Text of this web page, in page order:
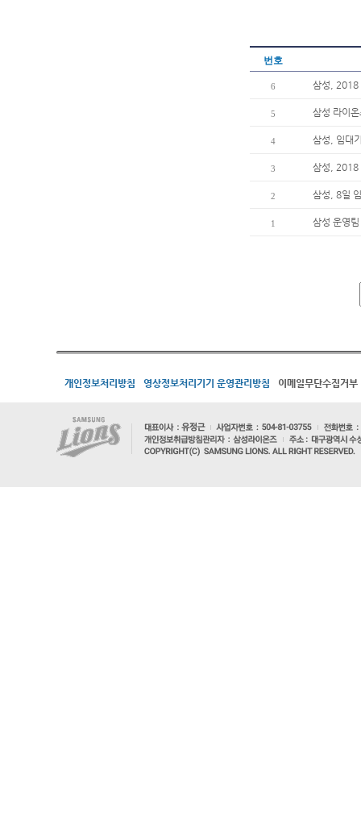
번호
6 삼성, 2018
5 삼성 라이
4 삼성, 임대
3 삼성, 2018
2 삼성, 8일
1 삼성 운영
개인정보처리방침 영상정보처리기기 운영관리방침 이메일무단수집거부